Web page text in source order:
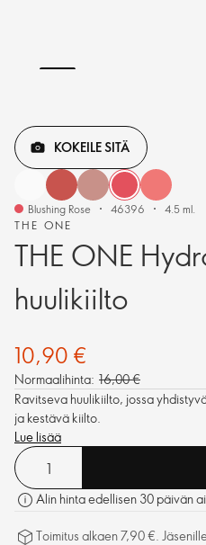
THE ONE
THE ONE
huulikiilto
KOKEILE SITÄ
Blushing Rose 46396 4.5 ml.
10,90 €
Normaalihinta: 16,00 €
Ravitseva huulikiilto, jossa
ja kestävä kiilto.
Lue lisää
Alin hinta edellisen 30 päivän
Toimitus alkaen 7,90 €.